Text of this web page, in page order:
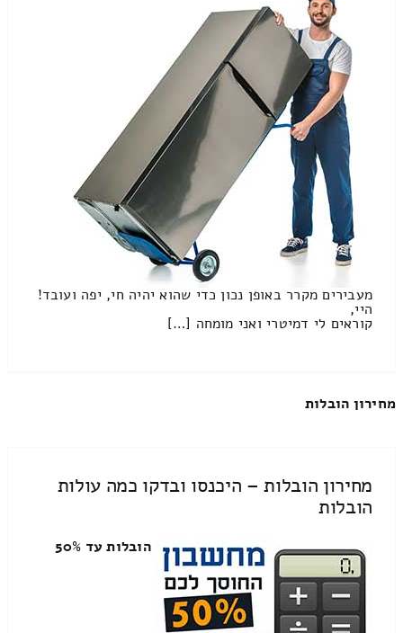
מעבירים מקרר באופן נכון כדי שהוא יהיה חי, יפה ועובד!
היי,
קוראים לי דמיטרי ואני מומחה […]
מחירון הובלות
מחירון הובלות – היכנסו ובדקו כמה עולות
הובלות
הובלות עד 50%